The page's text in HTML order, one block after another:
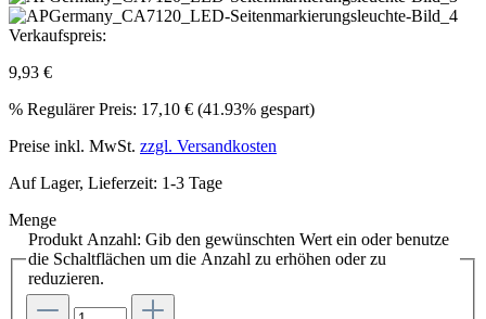
Verkaufspreis:
9,93 €
% Regulärer Preis: 17,10 € (41.93% gespart)
Preise inkl. MwSt. zzgl. Versandkosten
Auf Lager, Lieferzeit: 1-3 Tage
Menge
Produkt Anzahl: Gib den gewünschten Wert ein oder benutze
die Schaltflächen um die Anzahl zu erhöhen oder zu
reduzieren.